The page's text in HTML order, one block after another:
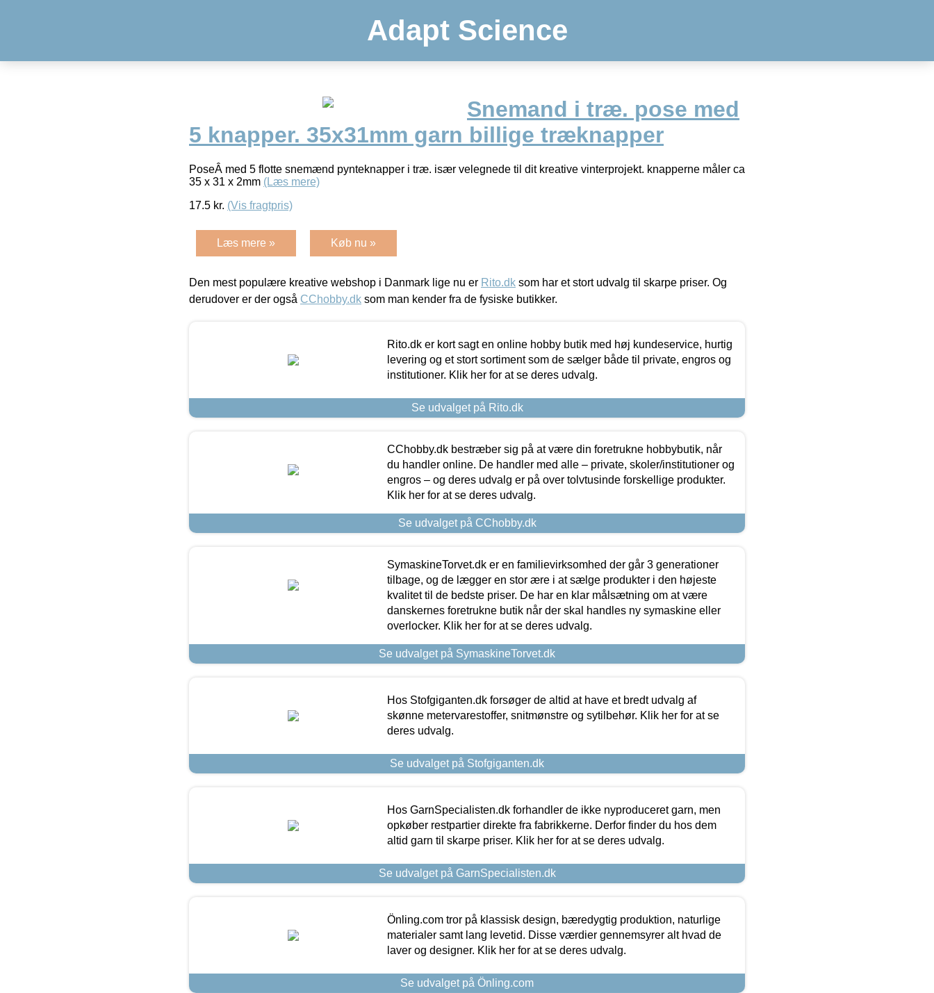
Adapt Science
Snemand i træ. pose med
5 knapper. 35x31mm garn billige træknapper
PoseÂ med 5 flotte snemænd pynteknapper i træ. især velegnede til dit kreative vinterprojekt. knapperne måler ca
35 x 31 x 2mm (Læs mere)
17.5 kr. (Vis fragtpris)
Læs mere » Køb nu »
Den mest populære kreative webshop i Danmark lige nu er Rito.dk som har et stort udvalg til skarpe priser. Og
derudover er der også CChobby.dk som man kender fra de fysiske butikker.
Rito.dk er kort sagt en online hobby butik med høj kundeservice, hurtig
levering og et stort sortiment som de sælger både til private, engros og
institutioner. Klik her for at se deres udvalg.
Se udvalget på Rito.dk
CChobby.dk bestræber sig på at være din foretrukne hobbybutik, når
du handler online. De handler med alle – private, skoler/institutioner og
engros – og deres udvalg er på over tolvtusinde forskellige produkter.
Klik her for at se deres udvalg.
Se udvalget på CChobby.dk
SymaskineTorvet.dk er en familievirksomhed der går 3 generationer
tilbage, og de lægger en stor ære i at sælge produkter i den højeste
kvalitet til de bedste priser. De har en klar målsætning om at være
danskernes foretrukne butik når der skal handles ny symaskine eller
overlocker. Klik her for at se deres udvalg.
Se udvalget på SymaskineTorvet.dk
Hos Stofgiganten.dk forsøger de altid at have et bredt udvalg af
skønne metervarestoffer, snitmønstre og sytilbehør. Klik her for at se
deres udvalg.
Se udvalget på Stofgiganten.dk
Hos GarnSpecialisten.dk forhandler de ikke nyproduceret garn, men
opkøber restpartier direkte fra fabrikkerne. Derfor finder du hos dem
altid garn til skarpe priser. Klik her for at se deres udvalg.
Se udvalget på GarnSpecialisten.dk
Önling.com tror på klassisk design, bæredygtig produktion, naturlige
materialer samt lang levetid. Disse værdier gennemsyrer alt hvad de
laver og designer. Klik her for at se deres udvalg.
Se udvalget på Önling.com